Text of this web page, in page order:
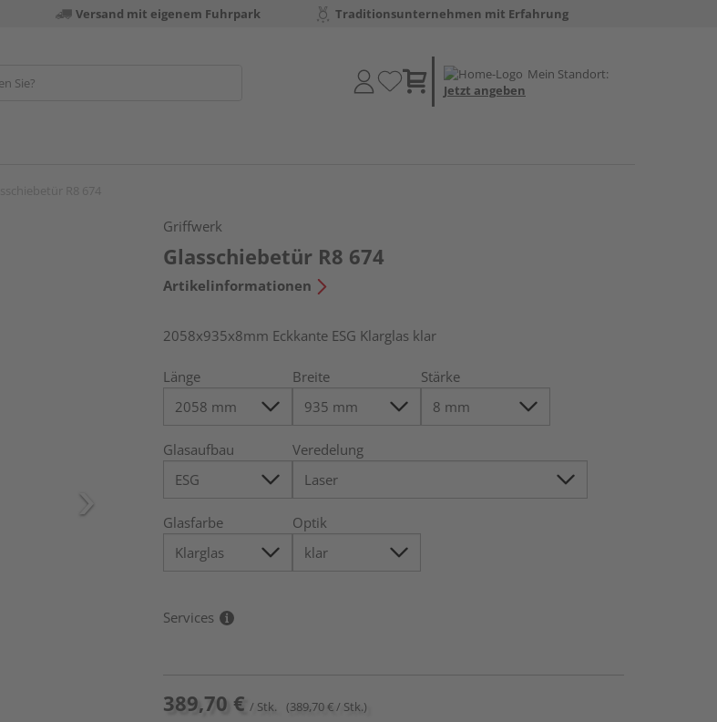
Versand mit eigenem Fuhrpark Traditionsunternehmen mit Erfahrung
Mein Standort:
Jetzt angeben
Griffwerk
Glasschiebetür R8 674
Artikelinformationen
2058x935x8mm Eckkante ESG Klarglas klar
Länge Breite Stärke
Glasaufbau Veredelung
Glasfarbe Optik
Services
389,70 € / Stk. (389,70 € / Stk.)